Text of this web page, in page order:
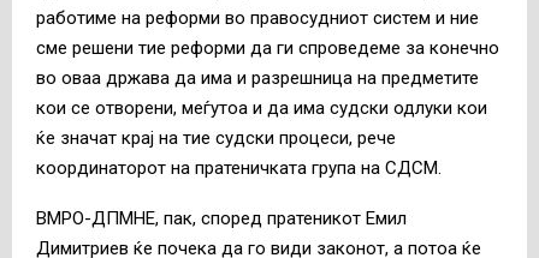
работиме на реформи во правосудниот систем и ние
сме решени тие реформи да ги спроведеме за конечно
во оваа држава да има и разрешница на предметите
кои се отворени, меѓутоа и да има судски одлуки кои
ќе значат крај на тие судски процеси, рече
координаторот на пратеничката група на СДСМ.
ВМРО-ДПМНЕ, пак, според пратеникот Емил
Димитриев ќе почека да го види законот, а потоа ќе